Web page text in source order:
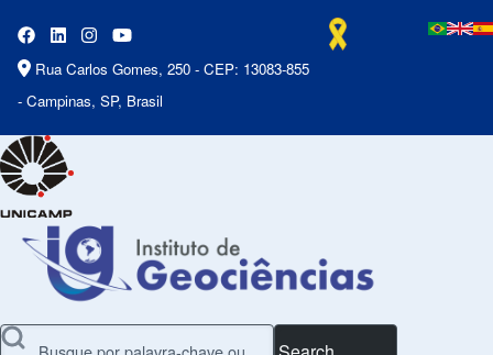
Rua Carlos Gomes, 250 - CEP: 13083-855
- Campinas, SP, Brasil
Search